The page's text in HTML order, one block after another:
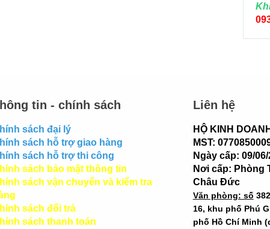
tin - chính sách
sách đại lý
sách hỗ trợ giao hàng
sách hỗ trợ thi công
sách bảo mật thông tin
sách vận chuyển và kiểm tra
sách đổi trả
sách thanh toán
Liên hệ
HỘ KINH
MST:
Ngày cấp: 09/
Nơi cấp: Phòng
Châu Đức
Văn phòng: số
16, khu phố Phú
phố Hồ Chí Minh